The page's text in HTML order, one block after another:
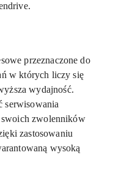
przeznaczone do
w których liczy się
wydajność.
serwisowania
swoich zwolenników
zastosowaniu
wysoką